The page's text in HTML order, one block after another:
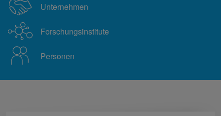
Unternehmen
Forschungsinstitute
Personen